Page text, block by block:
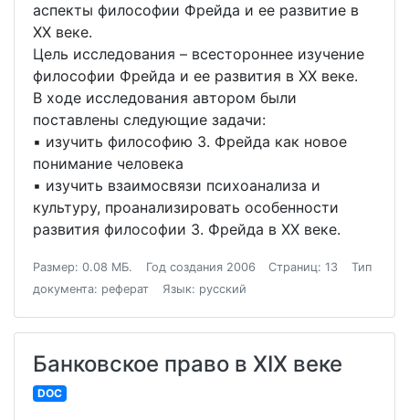
аспекты философии Фрейда и ее развитие в
XX веке.
Цель исследования – всестороннее изучение
философии Фрейда и ее развития в XX веке.
В ходе исследования автором были
поставлены следующие задачи:
▪ изучить философию З. Фрейда как новое
понимание человека
▪ изучить взаимосвязи психоанализа и
культуру, проанализировать особенности
развития философии З. Фрейда в XX веке.
Размер: 0.08 МБ. Год создания 2006 Страниц: 13
Тип
документа: реферат
Язык: русский
Банковское право в XIX веке
DOC